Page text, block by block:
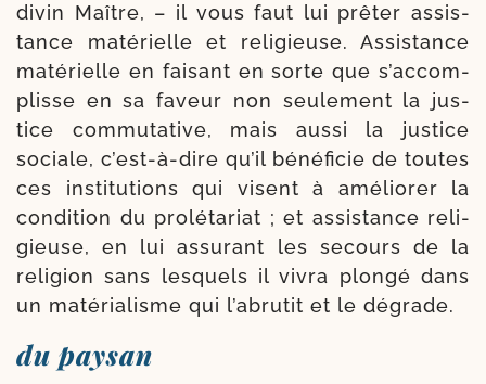
divin Maître, – il vous faut lui prê­ter assis­
tance maté­rielle et reli­gieuse. Assistance
maté­rielle en fai­sant en sorte que s’accom­
plisse en sa faveur non seule­ment la jus­
tice com­mu­ta­tive, mais aus­si la jus­tice
sociale, c’est-à-dire qu’il béné­fi­cie de toutes
ces ins­ti­tu­tions qui visent à amé­lio­rer la
condi­tion du pro­lé­ta­riat ; et assis­tance reli­
gieuse, en lui assu­rant les secours de la
reli­gion sans les­quels il vivra plon­gé dans
un maté­ria­lisme qui l’abrutit et le dégrade.
du paysan